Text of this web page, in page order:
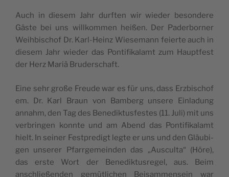
Auch in die­sem Jahr durf­ten wir wie­der beson­de­re
Gäs­te bei uns will­kom­men hei­ßen. Der Pader­bor­ner
Weih­bi­schof Dr. Karl-Heinz Wie­se­mann fei­er­te auch in
die­sem Jahr wie­der das Pon­ti­fi­kal­amt zum Haupt­fest
der Herz Mariä Bruderschaft.
Eine sehr gro­ße Freu­de war es für uns, dass Erz­bi­schof
em. Dr. Karl Braun von Bam­berg unse­re Ein­la­dung
annahm, den Tag des Bene­dik­tus­fes­tes (11. Juli) mit uns
ver­brin­gen konn­te und am Abend das Pon­ti­fi­kal­amt
hielt. In sei­ner Fest­pre­digt leg­te er uns und den Gläu­bi­
gen unse­rer Pfarr­ge­mein­den das „Aus­cul­ta“ (Höre),
das ers­te Wort der Bene­dik­tus­re­gel, aus. Beim
anschlie­ßen­den gemüt­li­chen Bei­sam­men­sein war